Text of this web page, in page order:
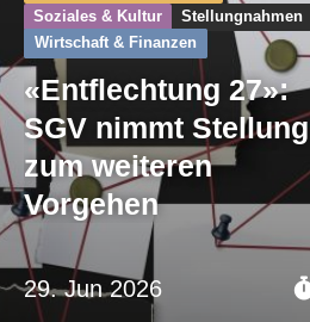
29. Jun 2026
Soziales & Kultur
Stellungnahmen
Wirtschaft & Finanzen
«Entflechtung 27»:
SGV nimmt Stellung
zum weiteren
Vorgehen